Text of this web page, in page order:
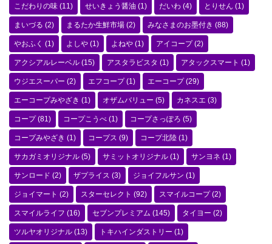
こだわりの味 (11) せいきょう醤油 (1) だいわ (4) とりせん (1)
まいづる (2) まるたか生鮮市場 (2) みなさまのお墨付き (88)
やおふく (1) よしや (1) よねや (1) アイコープ(2)
アクシアルレーベル (15) アスタラビスタ (1) アタックスマート (1)
ウジエスーパー (2) エフコープ(1) エーコープ(29)
エーコープみやざき (1) オザムバリュー (5) カネスエ (3)
コープ(81) コープこうべ (1) コープさっぽろ (5)
コープみやざき (1) コープス (9) コープ北陸 (1)
サカガミオリジナル (5) サミットオリジナル (1) サンヨネ (1)
サンロード (2) ザプライス (3) ジョイフルサン (1)
ジョイマート (2) スターセレクト (92) スマイルコープ(2)
スマイルライフ (16) セブンプレミアム (145) タイヨー (2)
ツルヤオリジナル (13) トキハインダストリー (1)